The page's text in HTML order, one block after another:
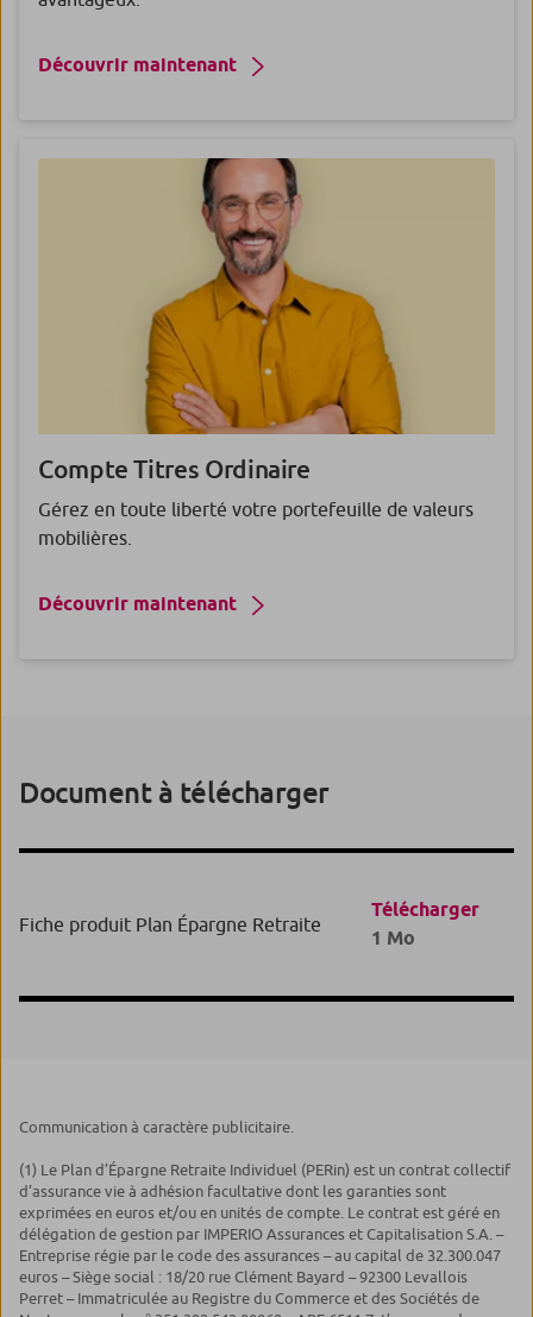
Découvrir maintenant
Compte Titres Ordinaire
Gérez en toute liberté votre portefeuille de valeurs
mobilières.
Découvrir maintenant
Document à télécharger
Fiche produit Plan Épargne Retraite
Télécharger
1 Mo
Communication à caractère publicitaire.
(1) Le Plan d’Épargne Retraite Individuel (PERin) est un contrat collectif
d’assurance vie à adhésion facultative dont les garanties sont
exprimées en euros et/ou en unités de compte. Le contrat est géré en
délégation de gestion par IMPERIO Assurances et Capitalisation S.A. –
Entreprise régie par le code des assurances – au capital de 32.300.047
euros – Siège social : 18/20 rue Clément Bayard – 92300 Levallois
Perret – Immatriculée au Registre du Commerce et des Sociétés de